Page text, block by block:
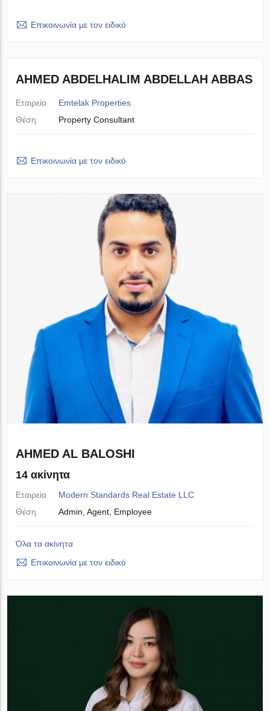
Επικοινωνία με τον ειδικό
AHMED ABDELHALIM ABDELLAH ABBAS
Εταιρεία
Emtelak Properties
Θέση
Property Consultant
Επικοινωνία με τον ειδικό
AHMED AL BALOSHI
14 ακίνητα
Εταιρεία
Modern Standards Real Estate LLC
Θέση
Admin, Agent, Employee
Όλα τα ακίνητα
Επικοινωνία με τον ειδικό